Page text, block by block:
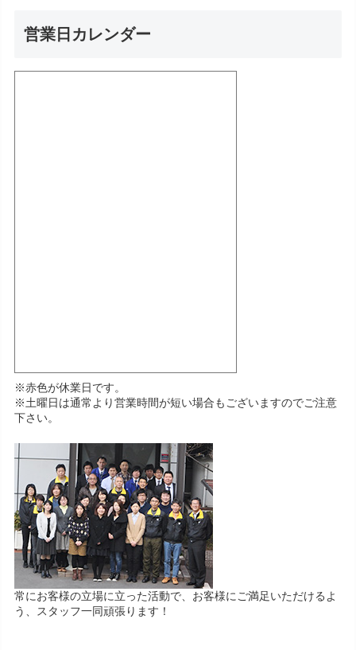
営業日カレンダー
※赤色が休業日です。
※土曜日は通常より営業時間が短い場合もございますのでご注意
下さい。
常にお客様の立場に立った活動で、お客様にご満足いただけるよ
う、スタッフ一同頑張ります！